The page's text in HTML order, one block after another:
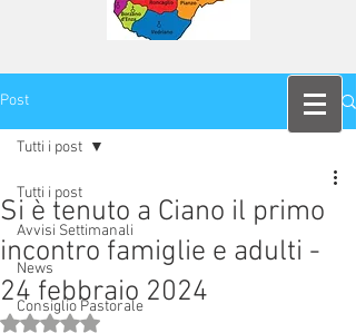
Post
Tutti i post
Avvisi Settimanali
News
Consiglio Pastorale
Tutti i post
Si è tenuto a Ciano il primo
incontro famiglie e adulti -
24 febbraio 2024
Valutazione NaN stelle su 5.